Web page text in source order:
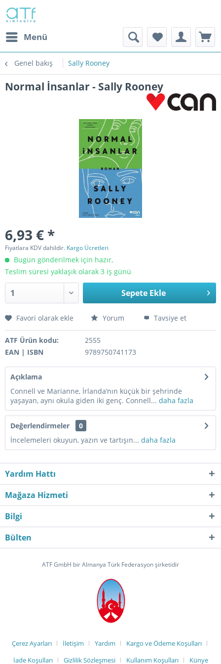
Menü
Genel bakış Sally Rooney
Normal İnsanlar - Sally Rooney
6,93 € *
Fiyatlara KDV dahildir. Kargo Ücretleri
Bugün gönderilmek için hazır,
Teslim süresi yaklaşık olarak 3 iş günü
Sepete Ekle
Favori olarak ekle Yorum Tavsiye et
ATF Ürün kodu:
2555
EAN | ISBN
9789750741173
Açıklama
Connell ve Marianne, İrlanda’nın küçük bir şehrinde
yaşayan, aynı okula giden iki genç. Connell... daha fazla
Değerlendirmeler
0
İncelemeleri okuyun, yazın ve tartışın... daha fazla
Yardım Hattı
Mağaza Hizmeti
Bilgi
Bülten
ATF GmbH bir Almanya Türk Federasyon şirketidir
Çerez Ayarları İletişim Yardım
Kargo ve Ödeme Koşulları
İade Koşulları
Gizlilik Sözleşmesi Kullanım Koşulları Künye